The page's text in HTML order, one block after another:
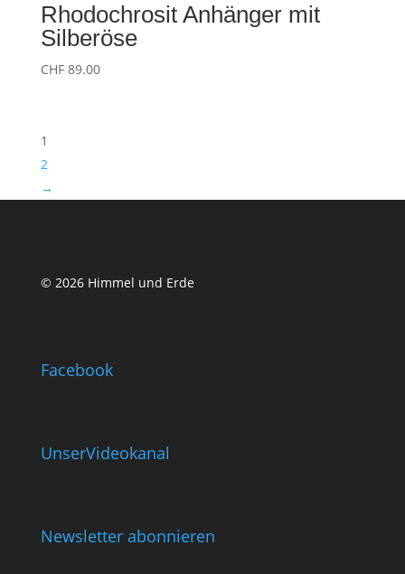
Rhodochrosit Anhänger mit
Silberöse
CHF89.00
1
2
→
© 2026 Himmel und Erde
Facebook
UnserVideokanal
Newsletter abonnieren